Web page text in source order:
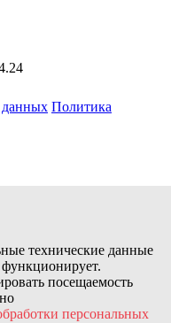
данных Политика
технические данные
посещаемость
персональных